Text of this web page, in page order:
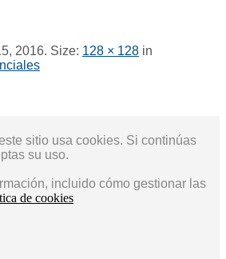
2016. Size: 128 × 128 in
sitio usa cookies. Si continúas
su uso.
incluido cómo gestionar las
de cookies